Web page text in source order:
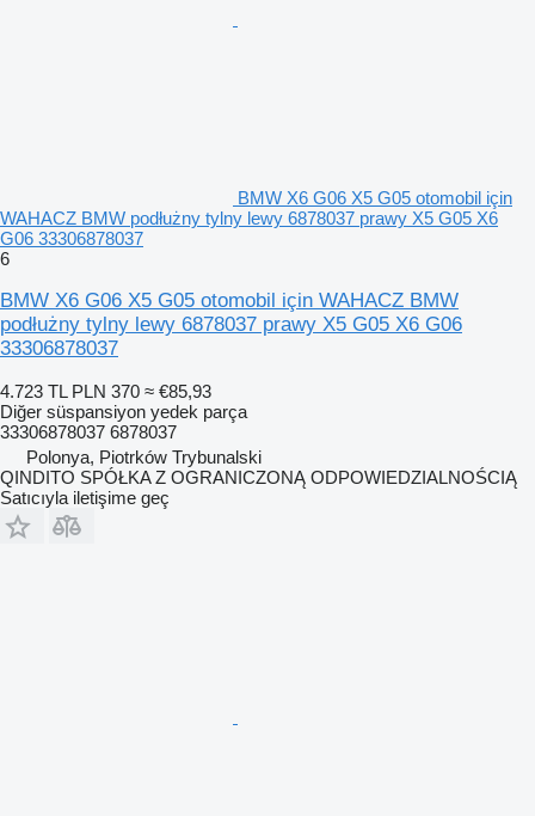
BMW X6 G06 X5 G05 otomobil için
WAHACZ BMW podłużny tylny lewy 6878037 prawy X5 G05 X6
G06 33306878037
6
BMW X6 G06 X5 G05 otomobil için WAHACZ BMW
podłużny tylny lewy 6878037 prawy X5 G05 X6 G06
33306878037
4.723 TL PLN 370 ≈ €85,93
Diğer süspansiyon yedek parça
33306878037 6878037
Polonya, Piotrków Trybunalski
QINDITO SPÓŁKA Z OGRANICZONĄ ODPOWIEDZIALNOŚCIĄ
Satıcıyla iletişime geç